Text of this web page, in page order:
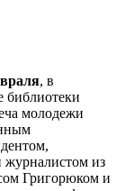
, в
библиотеки
молодежи
из
Григорюком и